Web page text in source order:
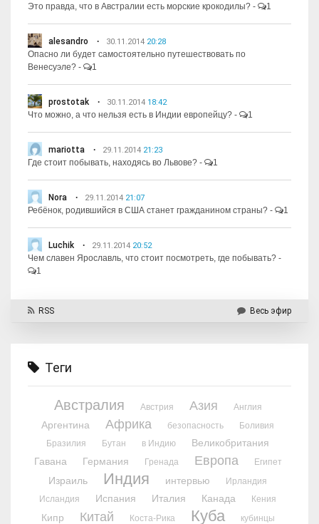
Это правда, что в Австралии есть морские крокодилы? - 1
alesandro 30.11.2014 20:28
Опасно ли будет самостоятельно путешествовать по
Венесуэле? - 1
prostotak 30.11.2014 18:42
Что можно, а что нельзя есть в Индии европейцу? - 1
mariotta 29.11.2014 21:23
Где стоит побывать, находясь во Львове? - 1
Nora 29.11.2014 21:07
Ребёнок, родившийся в США станет гражданином страны? - 1
Luchik 29.11.2014 20:52
Чем славен Ярославль, что стоит посмотреть, где побывать? -
1
RSS Весь эфир
Теги
Австралия Австрия Азия Англия
Аргентина Африка безопасность
Боливия
Бразилия
Бутан в Индию
Великобритания
Гавана
Германия Гренада Европа Египет
Израиль Индия интервью
Ирландия
Исландия
Испания Италия Канада Кения
Кипр Китай Коста-Рика Куба кубинцы